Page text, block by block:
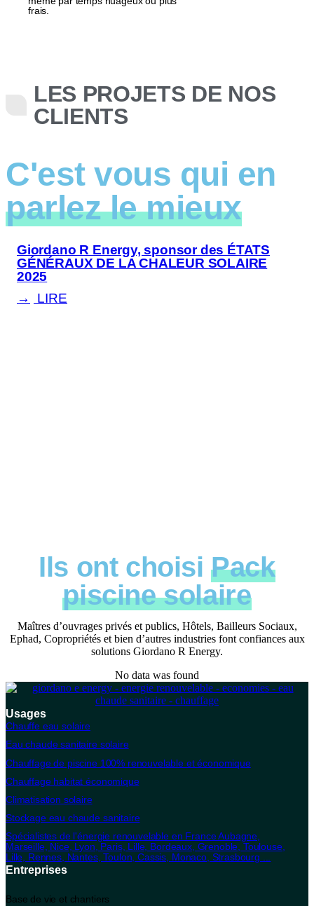
frais.
LES PROJETS DE NOS
CLIENTS
C'est vous qui en
parlez le mieux
Giordano R Energy, sponsor des ÉTATS
GÉNÉRAUX DE LA CHALEUR SOLAIRE
2025
LIRE
Ils ont choisiPack
piscine solaire
Maîtres d’ouvrages privés et publics, Hôtels, Bailleurs Sociaux,
Ephad, Copropriétés et bien d’autres industries font confiances aux
solutions Giordano R Energy.
No data was found
Usages
Chauffe eau solaire
Eau chaude sanitaire solaire
Chauffage de piscine 100% renouvelable et économique
Chauffage habitat économique
Climatisation solaire
Stockage eau chaude sanitaire
Spécialistes de l'énergie renouvelable en France Aubagne,
Marseille, Nice, Lyon, Paris, Lille, Bordeaux, Grenoble, Toulouse,
Lille, Rennes, Nantes, Toulon, Cassis, Monaco, Strasbourg ...
Entreprises
Base de vie et chantiers